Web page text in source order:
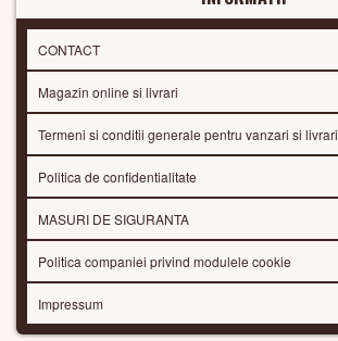
CONTACT
Magazin online si livrari
Termeni si conditii generale pentru vanzari si livrari
Politica de confidentialitate
MASURI DE SIGURANTA
Politica companiei privind modulele cookie
Impressum